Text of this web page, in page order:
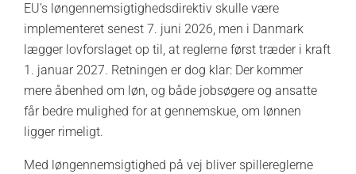
EU’s løngennemsigtighedsdirektiv skulle være
implementeret senest 7. juni 2026, men i Danmark
lægger lovforslaget op til, at reglerne først træder i kraft
1. januar 2027. Retningen er dog klar: Der kommer
mere åbenhed om løn, og både jobsøgere og ansatte
får bedre mulighed for at gennemskue, om lønnen
ligger rimeligt.
Med løngennemsigtighed på vej bliver spillereglerne